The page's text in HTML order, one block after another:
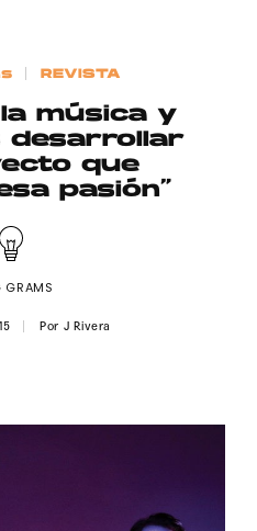
DE UMO agency. TODOS LOS
REVISTA
música y
desarrollar
que
pasión”
Por J Rivera